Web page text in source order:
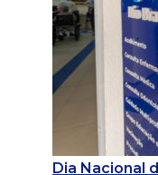
Dia Nacional